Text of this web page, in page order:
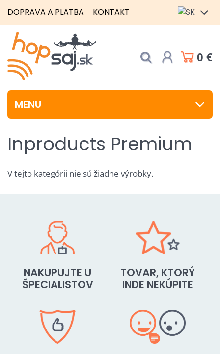
DOPRAVA A PLATBA KONTAKT
0 €
MENU
Inproducts Premium
V tejto kategórii nie sú žiadne výrobky.
NAKUPUJTE U
ŠPECIALISTOV
TOVAR, KTORÝ
INDE NEKÚPITE